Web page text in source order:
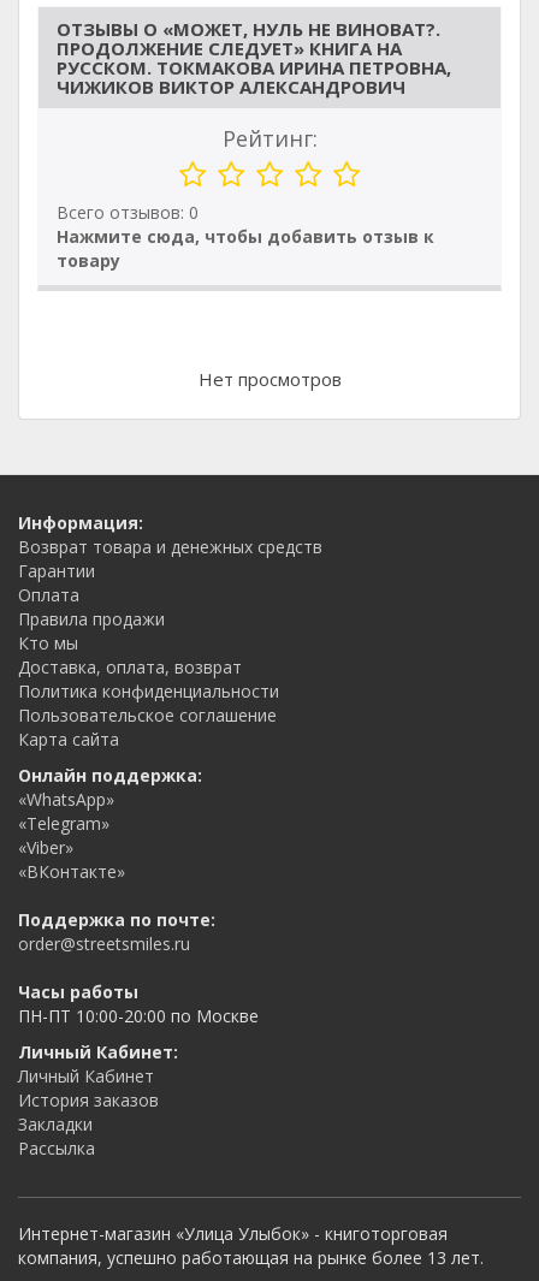
ОТЗЫВЫ О «МОЖЕТ, НУЛЬ НЕ ВИНОВАТ?.
ПРОДОЛЖЕНИЕ СЛЕДУЕТ» КНИГА НА
РУССКОМ. ТОКМАКОВА ИРИНА ПЕТРОВНА,
ЧИЖИКОВ ВИКТОР АЛЕКСАНДРОВИЧ
Рейтинг:
Всего отзывов: 0
Нажмите сюда, чтобы добавить отзыв к
товару
Нет просмотров
Информация:
Возврат товара и денежных средств
Гарантии
Оплата
Правила продажи
Кто мы
Доставка, оплата, возврат
Политика конфиденциальности
Пользовательское соглашение
Карта сайта
Онлайн поддержка:
«WhatsApp»
«Telegram»
«Viber»
«ВКонтакте»
Поддержка по почте:
order@streetsmiles.ru
Часы работы
ПН-ПТ 10:00-20:00 по Москве
Личный Кабинет:
Личный Кабинет
История заказов
Закладки
Рассылка
Интернет-магазин «Улица Улыбок» - книготорговая
компания, успешно работающая на рынке более 13 лет.